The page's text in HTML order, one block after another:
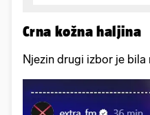
Crna kožna haljina
Njezin drugi izbor je bila